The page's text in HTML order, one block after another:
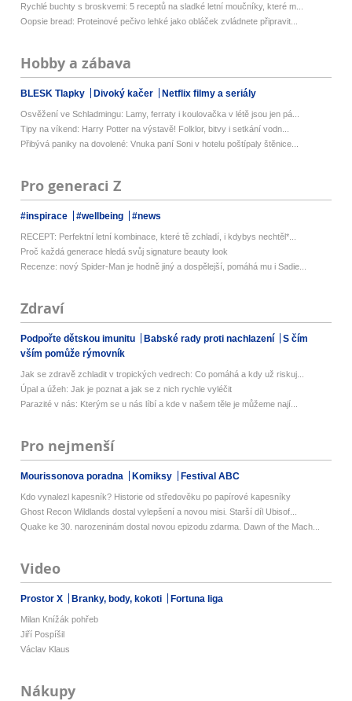
Rychlé buchty s broskvemi: 5 receptů na sladké letní moučníky, které m...
Oopsie bread: Proteinové pečivo lehké jako obláček zvládnete připravit...
Hobby a zábava
BLESK Tlapky Divoký kačer Netflix filmy a seriály
Osvěžení ve Schladmingu: Lamy, ferraty i koulovačka v létě jsou jen pá...
Tipy na víkend: Harry Potter na výstavě! Folklor, bitvy i setkání vodn...
Přibývá paniky na dovolené: Vnuka paní Soni v hotelu poštípaly štěnice...
Pro generaci Z
#inspirace #wellbeing #news
RECEPT: Perfektní letní kombinace, které tě zchladí, i kdybys nechtěl*...
Proč každá generace hledá svůj signature beauty look
Recenze: nový Spider-Man je hodně jiný a dospělejší, pomáhá mu i Sadie...
Zdraví
Podpořte dětskou imunitu Babské rady proti nachlazení
S čím
vším pomůže rýmovník
Jak se zdravě zchladit v tropických vedrech: Co pomáhá a kdy už riskuj...
Úpal a úžeh: Jak je poznat a jak se z nich rychle vyléčit
Parazité v nás: Kterým se u nás líbí a kde v našem těle je můžeme nají...
Pro nejmenší
Mourissonova poradna Komiksy Festival ABC
Kdo vynalezl kapesník? Historie od středověku po papírové kapesníky
Ghost Recon Wildlands dostal vylepšení a novou misi. Starší díl Ubisof...
Quake ke 30. narozeninám dostal novou epizodu zdarma. Dawn of the Mach...
Video
Prostor X Branky, body, kokoti Fortuna liga
Milan Knížák pohřeb
Jiří Pospíšil
Václav Klaus
Nákupy